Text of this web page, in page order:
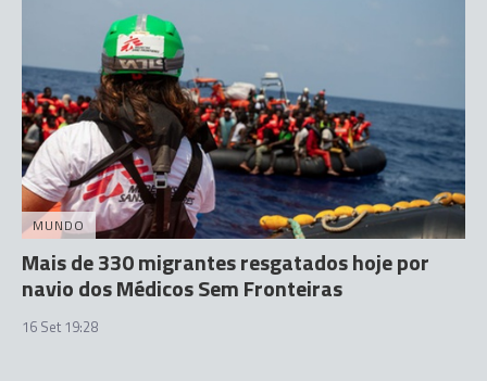
MUNDO
Mais de 330 migrantes resgatados hoje por
navio dos Médicos Sem Fronteiras
16 Set 19:28